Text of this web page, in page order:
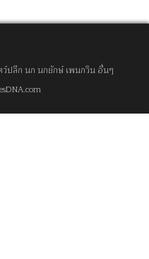
ว์ปลีก นก นกยักษ์ เพนกวิน อื่นๆ